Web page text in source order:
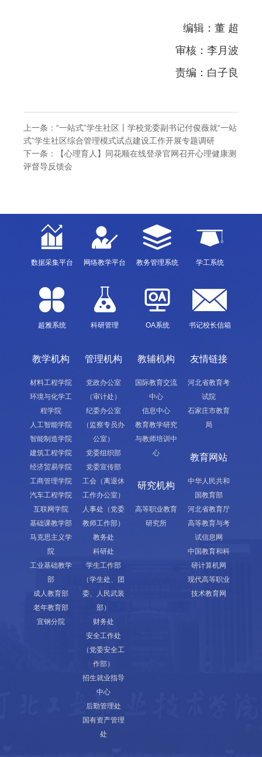
编辑：董 超
审核：李月波
责编：白子良
上一条： “一站式”学生社区丨学校党委副书记付俊薇就“一站
式”学生社区综合管理模式试点建设工作开展专题调研
下一条：
【心理育人】同花顺在线登录官网召开心理健康测
评督导反馈会
数据采集平台 网络教学平台 教务管理系统 学工系统
超雅系统 科研管理 OA系统 书记校长信箱
教学机构
材料工程学院
环境与化学工
程学院
人工智能学院
智能制造学院
建筑工程学院
经济贸易学院
工商管理学院
汽车工程学院
互联网学院
基础课教学部
马克思主义学
院
工业基础教学
部
成人教育部
老年教育部
宣钢分院
管理机构
党政办公室
（审计处）
纪委办公室
（监察专员办
公室）
党委组织部
党委宣传部
工会（离退休
工作办公室）
人事处（党委
教师工作部）
教务处
科研处
学生工作部
（学生处、团
委、人民武装
部）
财务处
安全工作处
（党委安全工
作部）
招生就业指导
中心
后勤管理处
国有资产管理
处
教辅机构
国际教育交流
中心
信息中心
教育教学研究
与教师培训中
心
研究机构
高等职业教育
研究所
友情链接
河北省教育考
试院
石家庄市教育
局
教育网站
中华人民共和
国教育部
河北省教育厅
高等教育与考
试信息网
中国教育和科
研计算机网
现代高等职业
技术教育网